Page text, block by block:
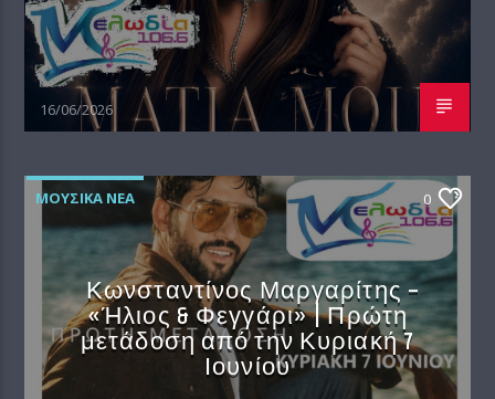
16/06/2026
ΜΟΥΣΙΚΆ ΝΈΑ 0
Κωνσταντίνος Μαργαρίτης –
«Ήλιος & Φεγγάρι» | Πρώτη
μετάδοση από την Κυριακή 7
Ιουνίου